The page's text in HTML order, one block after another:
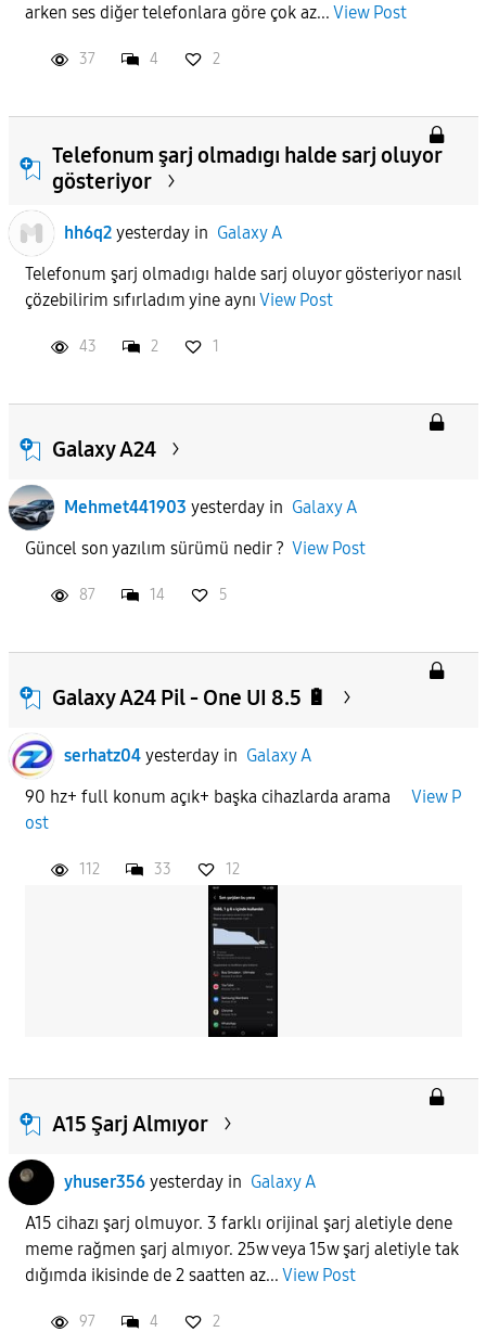
arken ses diğer telefonlara göre çok az... View Post
37 4 2
Telefonum şarj olmadıgı halde sarj oluyor
gösteriyor
hh6q2 yesterdayin Galaxy A
Telefonum şarj olmadıgı halde sarj oluyor gösteriyor nasıl
çözebilirim sıfırladım yine aynı View Post
43 2 1
Galaxy A24
Mehmet441903 yesterdayin Galaxy A
Güncel son yazılım sürümü nedir ? View Post
87 14 5
Galaxy A24 Pil - One UI 8.5 🔋
serhatz04 yesterdayin Galaxy A
90 hz+ full konum açık+ başka cihazlarda arama View P
ost
112 33 12
A15 Şarj Almıyor
yhuser356 yesterdayin Galaxy A
A15 cihazı şarj olmuyor. 3 farklı orijinal şarj aletiyle dene
meme rağmen şarj almıyor. 25w veya 15w şarj aletiyle tak
dığımda ikisinde de 2 saatten az... View Post
97 4 2